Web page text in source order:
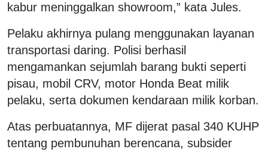
kabur meninggalkan showroom,” kata Jules.
Pelaku akhirnya pulang menggunakan layanan
transportasi daring. Polisi berhasil
mengamankan sejumlah barang bukti seperti
pisau, mobil CRV, motor Honda Beat milik
pelaku, serta dokumen kendaraan milik korban.
Atas perbuatannya, MF dijerat pasal 340 KUHP
tentang pembunuhan berencana, subsider